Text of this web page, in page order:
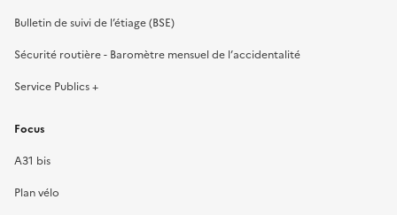
Bulletin de suivi de l’étiage (BSE)
Sécurité routière - Baromètre mensuel de l’accidentalité
Service Publics +
Focus
A31 bis
Plan vélo